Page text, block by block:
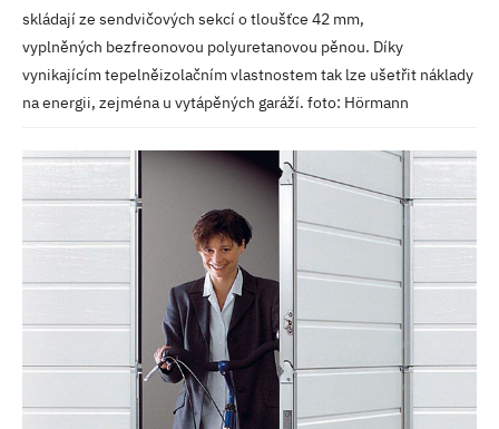
skládají ze sendvičových sekcí o tloušťce 42 mm,
vyplněných bezfreonovou polyuretanovou pěnou. Díky
vynikajícím tepelněizolačním vlastnostem tak lze ušetřit náklady
na energii, zejména u vytápěných garáží. foto: Hörmann